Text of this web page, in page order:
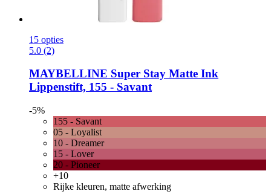
15 opties
5.0 (2)
MAYBELLINE Super Stay Matte Ink
Lippenstift, 155 -​ Savant
-5%
155 - Savant
05 - Loyalist
10 - Dreamer
15 - Lover
20 - Pioneer
+10
Rijke kleuren, matte afwerking